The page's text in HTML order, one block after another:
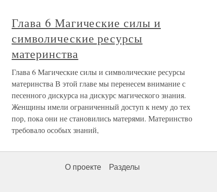
Глава 6 Магические силы и
символические ресурсы
материнства
Глава 6 Магические силы и символические ресурсы
материнства В этой главе мы перенесем внимание с
песенного дискурса на дискурс магического знания.
Женщины имели ограниченный доступ к нему до тех
пор, пока они не становились матерями. Материнство
требовало особых знаний,
О проекте Разделы